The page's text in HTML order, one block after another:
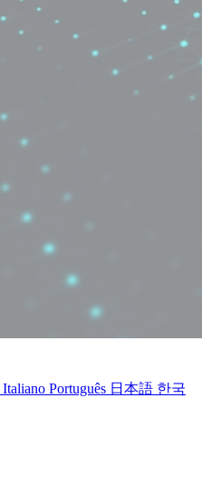
Italiano Português 日本語 한국